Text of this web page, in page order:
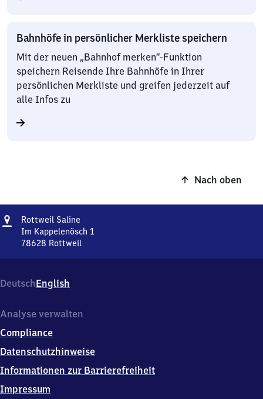
Bahnhöfe in persönlicher Merkliste speichern
Mit der neuen „Bahnhof merken“-Funktion
speichern Reisende Ihre Bahnhöfe in Ihrer
persönlichen Merkliste und greifen jederzeit auf
alle Infos zu
Nach oben
Adresse
Rottweil Saline
Saline
Im Kappelenösch 1
78628 Rottweil
Im
Kappelenösch
7
6
2
Rottweil
DeutschEnglish
Analyse verwalten
Compliance
Datenschutzhinweise
Informationen zur Barrierefreiheit
Impressum